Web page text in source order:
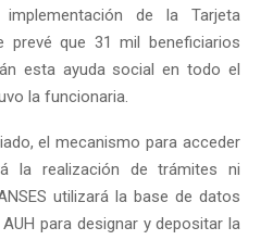
de la Tarjeta
prevé que 31 mil beneficiarios
esta ayuda social en todo el
la funcionaria.
el mecanismo para acceder
la realización de trámites ni
utilizará la base de datos
para designar y depositar la